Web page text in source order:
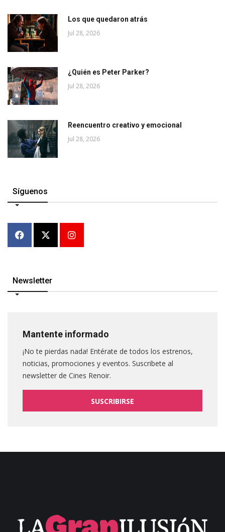
Los que quedaron atrás
Jul 28, 2026
¿Quién es Peter Parker?
Jul 28, 2026
Reencuentro creativo y emocional
Jul 28, 2026
Síguenos
Newsletter
Mantente informado
¡No te pierdas nada! Entérate de todos los estrenos,
noticias, promociones y eventos. Suscribete al
newsletter de Cines Renoir.
SUSCRIBIRSE